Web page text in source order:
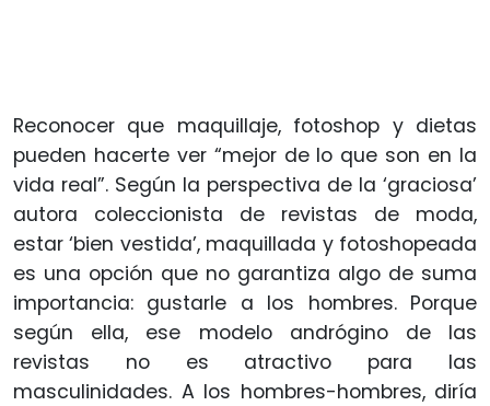
Reconocer que maquillaje, fotoshop y dietas
pueden hacerte ver “mejor de lo que son en la
vida real”. Según la perspectiva de la ‘graciosa’
autora coleccionista de revistas de moda,
estar ‘bien vestida’, maquillada y fotoshopeada
es una opción que no garantiza algo de suma
importancia: gustarle a los hombres. Porque
según ella, ese modelo andrógino de las
revistas no es atractivo para las
masculinidades. A los hombres-hombres, diría